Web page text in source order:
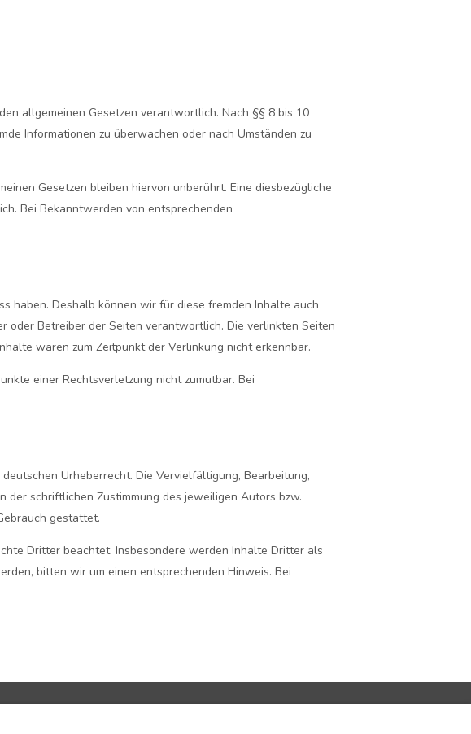
allgemeinen Gesetzen verantwortlich. Nach §§ 8 bis 10
Informationen zu überwachen oder nach Umständen zu
Gesetzen bleiben hiervon unberührt. Eine diesbezügliche
Bei Bekanntwerden von entsprechenden
haben. Deshalb können wir für diese fremden Inhalte auch
oder Betreiber der Seiten verantwortlich. Die verlinkten Seiten
waren zum Zeitpunkt der Verlinkung nicht erkennbar.
einer Rechtsverletzung nicht zumutbar. Bei
Urheberrecht. Die Vervielfältigung, Bearbeitung,
schriftlichen Zustimmung des jeweiligen Autors bzw.
gestattet.
Dritter beachtet. Insbesondere werden Inhalte Dritter als
bitten wir um einen entsprechenden Hinweis. Bei